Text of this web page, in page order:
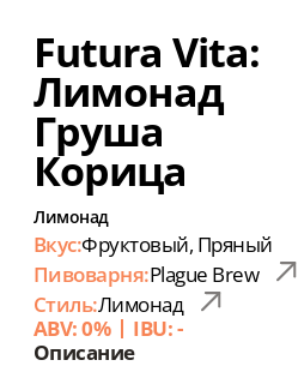
Futura Vita:
Лимонад
Груша
Корица
Лимонад
Вкус:Фруктовый, Пряный
Пивоварня:Plague Brew
Стиль:Лимонад
ABV: 0%
IBU: -
Описание